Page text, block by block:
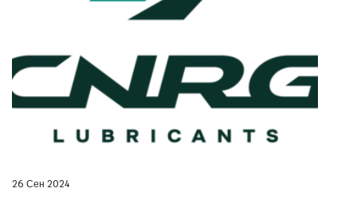
26 Сен 2024